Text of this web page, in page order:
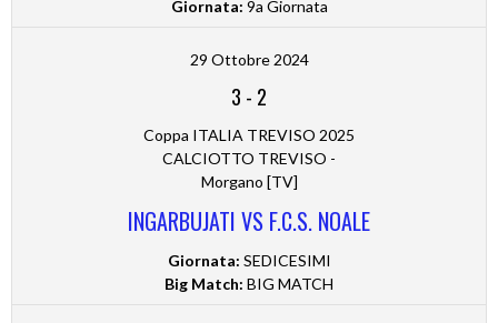
Giornata: 9a Giornata
29 Ottobre 2024
3 - 2
Coppa ITALIA TREVISO 2025
CALCIOTTO TREVISO -
Morgano [TV]
INGARBUJATI VS F.C.S. NOALE
Giornata: SEDICESIMI
Big Match: BIG MATCH